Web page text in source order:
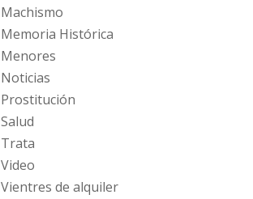
Machismo
Memoria Histórica
Menores
Noticias
Prostitución
Salud
Trata
Video
Vientres de alquiler